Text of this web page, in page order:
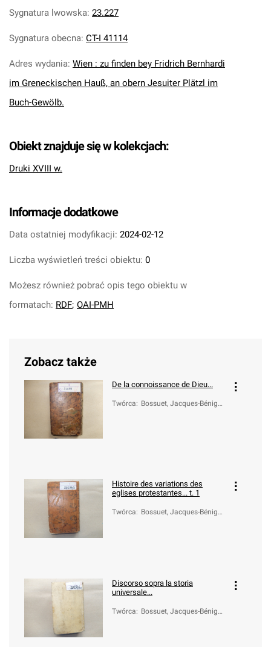
Sygnatura lwowska: 23.227
Sygnatura obecna: CT-I 41114
Adres wydania: Wien : zu finden bey Fridrich Bernhardi
im Greneckischen Hauß, an obern Jesuiter Plätzl im
Buch-Gewölb.
Obiekt znajduje się w kolekcjach:
Druki XVIII w.
Informacje dodatkowe
Data ostatniej modyfikacji: 2024-02-12
Liczba wyświetleń treści obiektu: 0
Możesz również pobrać opis tego obiektu w
formatach: RDF; OAI-PMH
Zobacz także
De la connoissance de Dieu...
Twórca: Bossuet, Jacques-Bénigne
Histoire des variations des
eglises protestantes... t. 1
Twórca: Bossuet, Jacques-Bénigne
Discorso sopra la storia
universale...
Twórca: Bossuet, Jacques-Bénigne